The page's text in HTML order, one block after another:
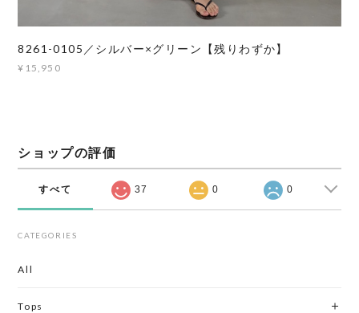
8261-0105／シルバー×グリーン【残りわずか】
¥15,950
ショップの評価
すべて 37 0 0
CATEGORIES
All
Tops